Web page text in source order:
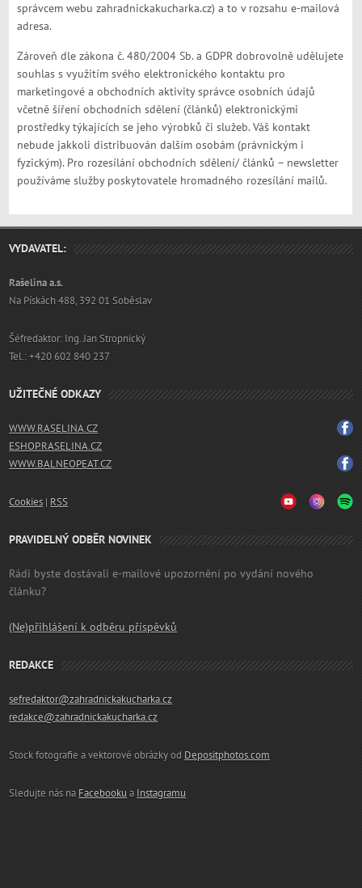
správcem webu zahradnickakucharka.cz) a to v rozsahu e-mailová
adresa.
Zároveň dle zákona č. 480/2004 Sb. a GDPR dobrovolně udělujete
souhlas s využitím svého elektronického kontaktu pro
marketingové a obchodních aktivity správce osobních údajů
včetně šíření obchodních sdělení (článků) elektronickými
prostředky týkajících se jeho výrobků či služeb. Váš kontakt
nebude jakkoli distribuován dalším osobám (právnickým i
fyzickým). Pro rozesílání obchodních sdělení/ článků – newsletter
používáme služby poskytovatele hromadného rozesílání mailů.
VYDAVATEL:
Rašelina a.s.
Na Pískách 488, 392 01 Soběslav
Šéfredaktor: Ing. Jan Stropnický
Tel.: +420 602 840 237
UŽITEČNÉ ODKAZY
WWW.RASELINA.CZ
ESHOP.RASELINA.CZ
WWW.BALNEOPEAT.CZ
Cookies | RSS
PRAVIDELNÝ ODBĚR NOVINEK
Rádi byste dostávali e-mailové upozornění po vydání nového
článku?
(Ne)přihlášení k odběru příspěvků
REDAKCE
sefredaktor@zahradnickakucharka.cz
redakce@zahradnickakucharka.cz
Stock fotografie a vektorové obrázky od Depositphotos.com
Sledujte nás na Facebooku a Instagramu